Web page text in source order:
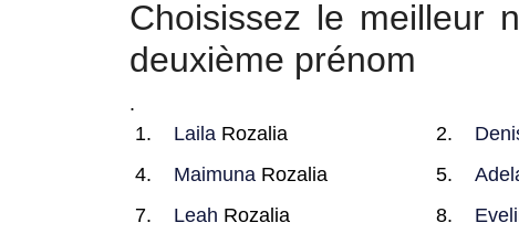
Choisissez le meilleur
deuxième prénom
.
Laila Rozalia
Maimuna Rozalia
Leah Rozalia